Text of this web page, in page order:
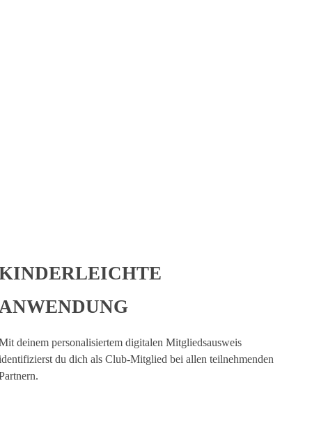
deinem personalisiertem digitalen Mitgliedsausweis
du dich als Club-Mitglied bei allen teilnehmenden